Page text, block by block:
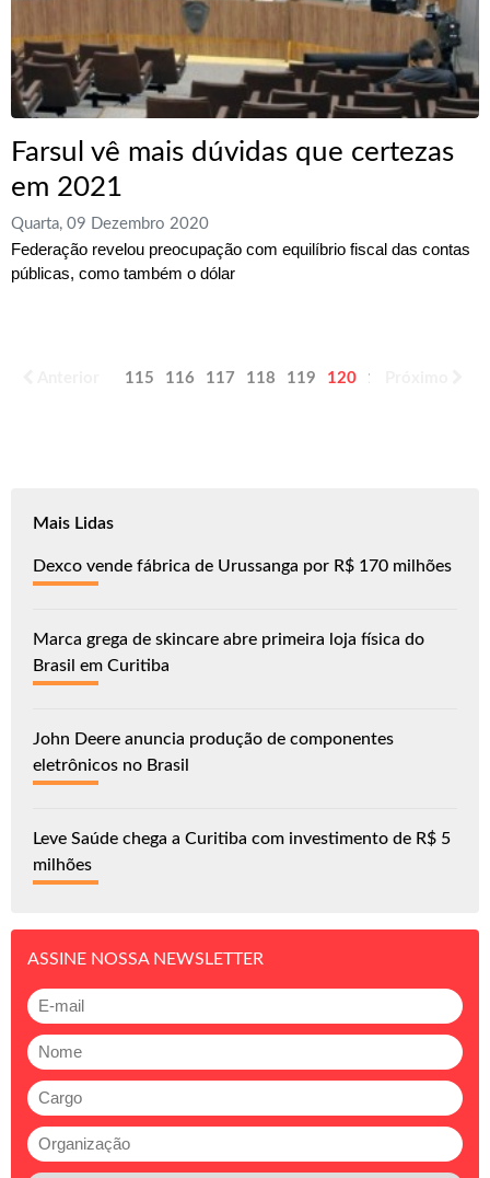
Farsul vê mais dúvidas que certezas
em 2021
Quarta, 09 Dezembro 2020
Federação revelou preocupação com equilíbrio fiscal das contas
públicas, como também o dólar
115 116 117 118 119 120 121
Mais Lidas
Dexco vende fábrica de Urussanga por R$ 170 milhões
Marca grega de skincare abre primeira loja física do
Brasil em Curitiba
John Deere anuncia produção de componentes
eletrônicos no Brasil
Leve Saúde chega a Curitiba com investimento de R$ 5
milhões
ASSINE NOSSA NEWSLETTER